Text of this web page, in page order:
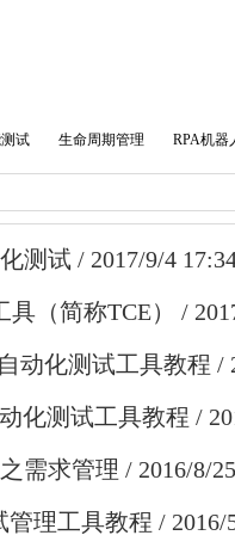
试 生命周期管理 RPA机器
测试 / 2017/9/4
（简称TCE）
/
动化测试工具教程 /
化测试工具教程 /
需求管理 / 2016/8/
管理工具教程 / 2016/